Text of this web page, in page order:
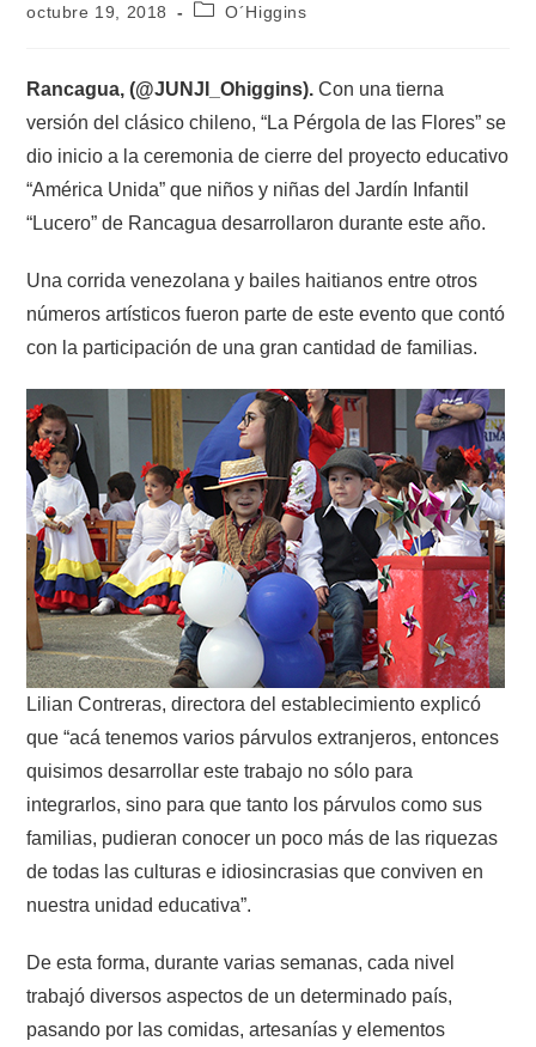
octubre 19, 2018 O´Higgins
Rancagua, (@JUNJI_Ohiggins). Con una tierna
versión del clásico chileno, “La Pérgola de las Flores” se
dio inicio a la ceremonia de cierre del proyecto educativo
“América Unida” que niños y niñas del Jardín Infantil
“Lucero” de Rancagua desarrollaron durante este año.
Una corrida venezolana y bailes haitianos entre otros
números artísticos fueron parte de este evento que contó
con la participación de una gran cantidad de familias.
Lilian Contreras, directora del establecimiento explicó
que “acá tenemos varios párvulos extranjeros, entonces
quisimos desarrollar este trabajo no sólo para
integrarlos, sino para que tanto los párvulos como sus
familias, pudieran conocer un poco más de las riquezas
de todas las culturas e idiosincrasias que conviven en
nuestra unidad educativa”.
De esta forma, durante varias semanas, cada nivel
trabajó diversos aspectos de un determinado país,
pasando por las comidas, artesanías y elementos